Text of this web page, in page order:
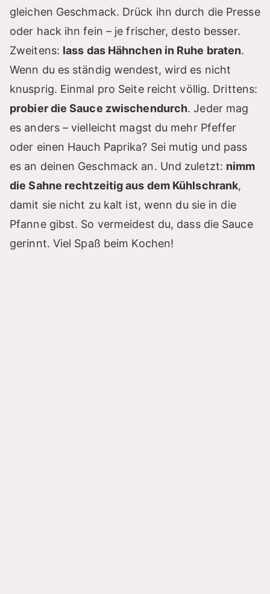
gleichen Geschmack. Drück ihn durch die Presse
oder hack ihn fein – je frischer, desto besser.
Zweitens: lass das Hähnchen in Ruhe braten.
Wenn du es ständig wendest, wird es nicht
knusprig. Einmal pro Seite reicht völlig. Drittens:
probier die Sauce zwischendurch. Jeder mag
es anders – vielleicht magst du mehr Pfeffer
oder einen Hauch Paprika? Sei mutig und pass
es an deinen Geschmack an. Und zuletzt: nimm
die Sahne rechtzeitig aus dem Kühlschrank,
damit sie nicht zu kalt ist, wenn du sie in die
Pfanne gibst. So vermeidest du, dass die Sauce
gerinnt. Viel Spaß beim Kochen!